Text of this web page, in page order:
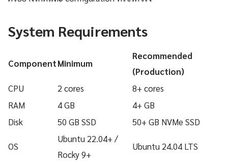
System Requirements
ComponentMinimum
Recommended
(Production)
CPU
2 cores
8+ cores
RAM
4 GB
4+ GB
Disk
50 GB SSD 50+ GB NVMe SSD
OS
Ubuntu 22.04+ /
Rocky 9+
Ubuntu 24.04 LTS